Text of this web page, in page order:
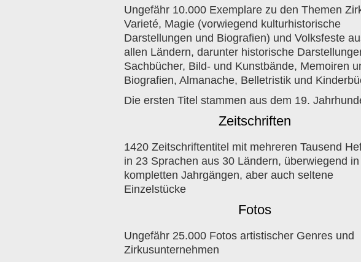
Ungefähr 10.000 Exemplare zu den Themen
Varieté, Magie (vorwiegend kulturhistorische
Darstellungen und Biografien) und Volksfeste
allen Ländern, darunter historische
Sachbücher, Bild- und Kunstbände, Memoiren
Biografien, Almanache, Belletristik und
Die ersten Titel stammen aus dem 19.
Zeitschriften
1420 Zeitschriftentitel mit mehreren Tausend
in 23 Sprachen aus 30 Ländern, überwiegend in
kompletten Jahrgängen, aber auch seltene
Einzelstücke
Fotos
Ungefähr 25.000 Fotos artistischer Genres und
Zirkusunternehmen